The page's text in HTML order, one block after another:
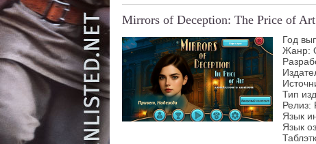
Mirrors of Deception: The Price of
Год
Жанр:
Тип
Релиз:
Язык
Язык